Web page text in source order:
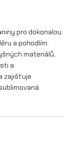
pro dokonalou
a pohodlím.
materiálů,
a
zajišťuje